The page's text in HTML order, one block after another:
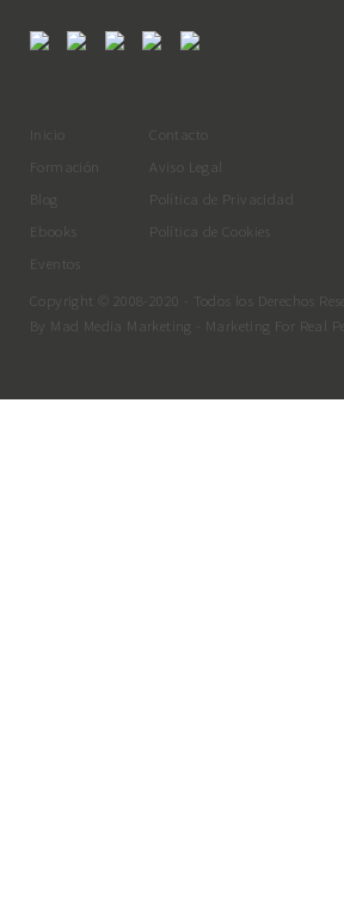
Inicio
Formación
Blog
Ebooks
Eventos
Contacto
Aviso Legal
Política de Privacidad
Política de Cookies
Copyright © 2008-2020 - Todos los Derechos
By Mad Media Marketing - Marketing For Real